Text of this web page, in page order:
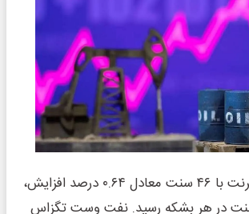
قیمت آتی نفت برنت با ۴۶ سنت معادل ۰.۶۴ درصد افزایش،
۷۲ دلار و ۲۶ سنت در هر بشکه رسید. نفت وست تگزاس